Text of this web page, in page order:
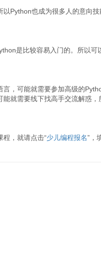
以Python也成为很多人的意向
是比较容易入门的。所以
言，可能就需要参加高级的
就需要线下找高手交流解惑
程，就请点击“少儿编程报名”，